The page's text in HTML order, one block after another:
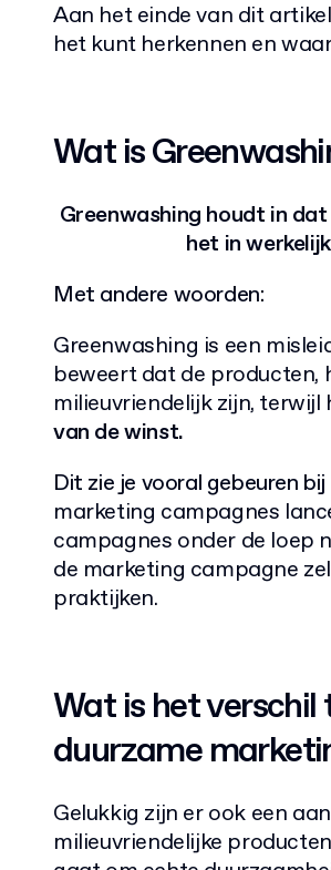
Aan het einde van dit
het kunt herkennen en
Wat is
Greenwashing houdt in
het in
Met andere woorden:
Greenwashing is een
beweert dat de producten,
milieuvriendelijk zijn,
van de winst.
Dit zie je vooral gebeuren bij
marketing campagnes
campagnes onder de loep
de marketing campagne
praktijken.
Wat is het verschil
duurzame
Gelukkig zijn er ook een
milieuvriendelijke